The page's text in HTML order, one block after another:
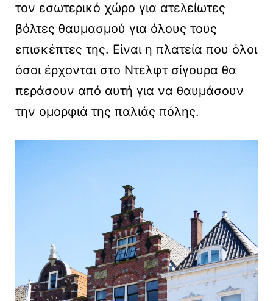
τον εσωτερικό χώρο για ατελείωτες
βόλτες θαυμασμού για όλους τους
επισκέπτες της. Είναι η πλατεία που όλοι
όσοι έρχονται στο Ντελφτ σίγουρα θα
περάσουν από αυτή για να θαυμάσουν
την ομορφιά της παλιάς πόλης.